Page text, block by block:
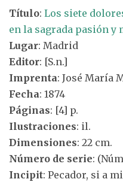
Título: Los siete
en la sagrada pasión y
Lugar: Madrid
Editor: [S.n.]
Imprenta: José María
Fecha: 1874
Páginas: [4] p.
Ilustraciones: il.
Dimensiones: 22 cm.
Número de serie:
Incipit: Pecador, si a